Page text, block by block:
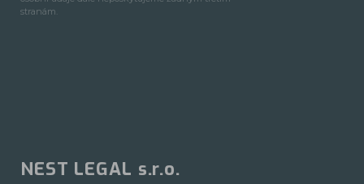
stranám.
NEST LEGAL s.r.o.